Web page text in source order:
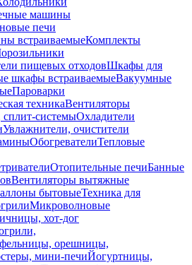
машины
печи
встраиваемыеКомплекты
пищевых отходовШкафы для
шкафы встраиваемыеВакуумные
Пароварки
техникаВентиляторы
системыОхладители
Увлажнители, очистители
ОбогревателиТепловые
Отопительные печиБанные
Вентиляторы вытяжные
бытовыеТехника для
Микроволновые
хот-дог
орешницы,
мини-печиЙогуртницы,